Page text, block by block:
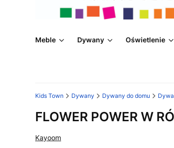
Meble Dywany Oświetlenie
Kids Town Dywany Dywany do domu
FLOWER POWER W
Kayoom